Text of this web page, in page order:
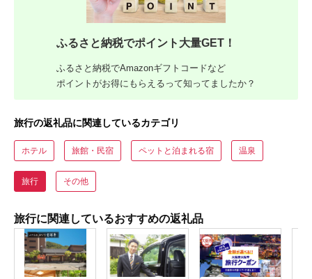
ふるさと納税でポイント大量GET！
ふるさと納税でAmazonギフトコードなど
ポイントがお得にもらえるって知ってましたか？
旅行の返礼品に関連しているカテゴリ
ホテル 旅館・民宿 ペットと泊まれる宿 温泉
旅行 その他
旅行に関連しているおすすめの返礼品